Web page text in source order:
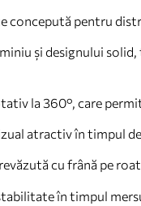
concepută pentru
și designului
la 360°, care
atractiv în timpul
cu frână pe
în timpul